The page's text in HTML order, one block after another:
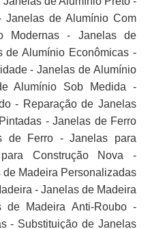
de Alumínio Com
Modernas - Janelas de
de Alumínio Econômicas -
- Janelas de Alumínio
Alumínio Sob Medida -
- Reparação de Janelas
- Janelas de Ferro
de Ferro - Janelas para
Construção Nova -
Madeira Personalizadas
- Janelas de Madeira
Madeira Anti-Roubo -
- Substituição de Janelas